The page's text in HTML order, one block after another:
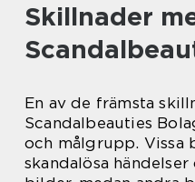
Skillnader
En av de främsta
Scandalbeauties
och målgrupp. Vissa
skandalösa